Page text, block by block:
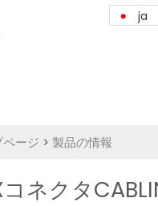
ja
ページ >製品の情報
ネクタ